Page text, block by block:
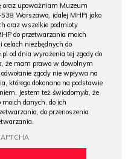
oraz upoważniam Muzeum
Warszawa, (dalej MHP) jako
oraz wszelkie podmioty
do przetwarzania moich
celach niezbędnych do
od dnia wyrażenia tej zgody do
że mam prawo w dowolnym
zgody nie wpływa na
którego dokonano na podstawie
Jestem też świadomy/a, że
moich danych, do ich
do przenoszenia